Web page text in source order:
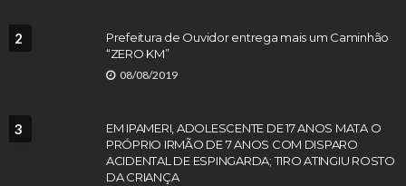
2
Prefeitura de Ouvidor entrega mais um Caminhão
“ZERO KM”
08/08/2019
3
EM IPAMERI, ADOLESCENTE DE 17 ANOS MATA O
PRÓPRIO IRMÃO DE 7 ANOS COM DISPARO
ACIDENTAL DE ESPINGARDA; TIRO ATINGIU ROSTO
DA CRIANÇA